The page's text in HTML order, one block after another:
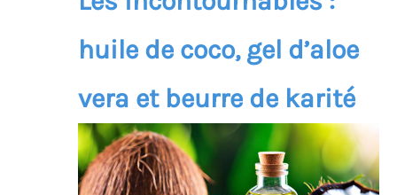
huile de coco, gel d’aloe
vera et beurre de karité